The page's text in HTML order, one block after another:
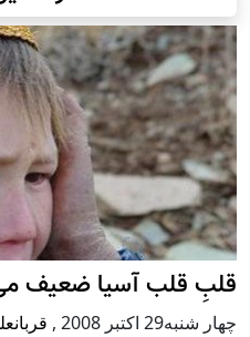
قلبِ قلب آسيا ضعيف
چهار شنبه29 اكتبر 2008 ,